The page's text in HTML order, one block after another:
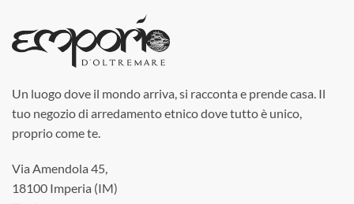
Un luogo dove il mondo arriva, si racconta e prende casa. Il
tuo negozio di arredamento etnico dove tutto è unico,
proprio come te.
Via Amendola 45,
18100 Imperia (IM)